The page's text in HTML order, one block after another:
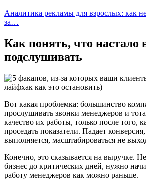
Аналитика рекламы для взрослых: как
за…
Как понять, что настало
подслушивать
Вот какая проблемка: большинство
прослушивать звонки менеджеров и
качество их работы, только после того,
проседать показатели. Падает
выполняется, масштабироваться не
Конечно, это сказывается на выручке.
бизнес до критических дней, нужно
работу менеджеров как можно раньше.